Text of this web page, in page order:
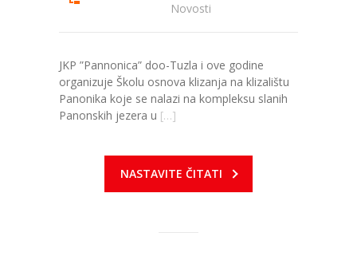
Novosti
JKP ”Pannonica” doo-Tuzla i ove godine
organizuje Školu osnova klizanja na klizalištu
Panonika koje se nalazi na kompleksu slanih
Panonskih jezera u […]
NASTAVITE ČITATI